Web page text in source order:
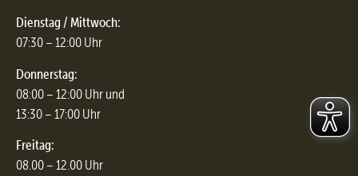
Dienstag / Mittwoch:
07:30 – 12:00 Uhr
Donnerstag:
08:00 – 12:00 Uhr und
13:30 – 17:00 Uhr
Freitag:
08.00 – 12.00 Uhr